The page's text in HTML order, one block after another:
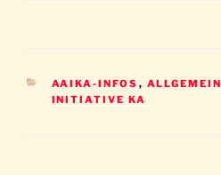
KATEGORIEN
AAIKA-INFOS , ALLGEMEIN
INITIATIVE KA